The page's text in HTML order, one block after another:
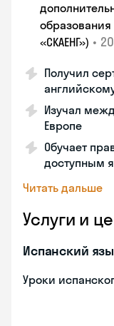
образования
«СКАЕНГ») •
Получил
Изучал
Европе
Обучает
доступным
Читать дальше
Услуги и
Испанский
Уроки